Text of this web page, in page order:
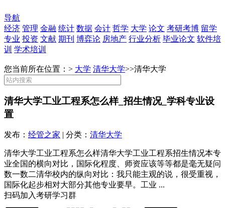
导航
经济 管理 金融 统计 数据 会计 哲学 大学 论文 考研考博 留学
专业 投资 文献 期刊 博弈论 房地产 行业分析 毕业论文 软件培
训 学术培训
您当前所在位置：> 大学 清华大学>>清华大学
清华大学工业工程系怎么样_招生情况_学科专业设
置
发布： 经管之家 | 分类： 清华大学
清华大学工业工程系怎么样清华大学工业工程系招生情况本专
业全国的横向对比，国际化程度、师资应该等等都是毫无疑问
数一数二清华校内的纵向对比：我只能主观的说，很受重视，
国际化起步相对大部分其他专业要早。工业 ...
扫码加入考研学习群